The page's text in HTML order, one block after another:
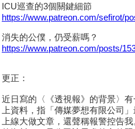
ICU巡查的3個關鍵細節
https://www.patreon.com/sefirot/
消失的公僕，仍受薪嗎？
https://www.patreon.com/posts/
更正：
近日寫的〈《透視報》的背景〉
上資料，指「傳媒夢想有限公司
上線大做文章，還聲稱報警控告